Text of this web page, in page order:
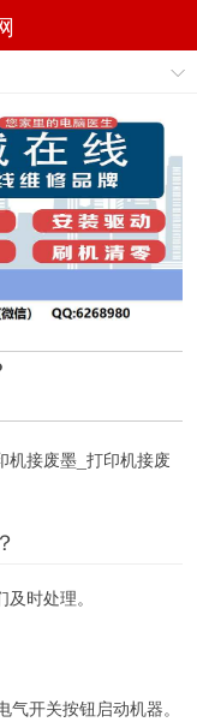
机接废墨_打印机接废
时处理。
开关按钮启动机器。